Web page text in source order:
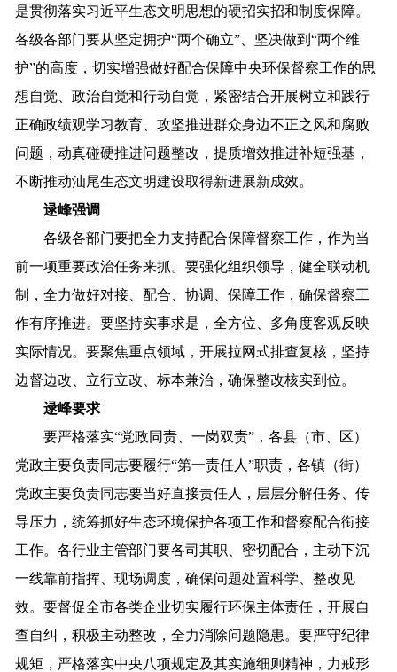
是贯彻落实习近平生态文明思想的硬招实招和制度保障。
各级各部门要从坚定拥护“两个确立”、坚决做到“两个维
护”的高度，切实增强做好配合保障中央环保督察工作的思
想自觉、政治自觉和行动自觉， 紧密结合开展树立和践行
正确政绩观学习教育、攻坚推进群众身边不正之风和腐败
问题，动真碰硬推进问题整改，提质增效推进补短强基，
不断推动汕尾生态文明建设取得新进展新成效。
逯峰强调
各级各部门要把全力支持配合保障督察工作 ，作为当
前一项重要政治任务来抓 。要强化组织领导，健全联动机
制，全力做好对接、配合、协调、保障工作，确保督察工
作有序推进。要坚持实事求是，全方位、多角度客观反映
实际情况。要聚焦重点领域，开展拉网式排查复核， 坚持
边督边改、 立行立改、标本兼治 ，确保整改核实到位。
逯峰要求
要严格落实“党政同责、一岗双责”，各县（市、区）
党政主要负责同志要履行“第一责任人”职责，各镇（街）
党政主要负责同志要当好直接责任人， 层层分解任务、传
导压力，统筹抓好生态环境保护各项工作和督察配合衔接
工作。各行业主管部门要各司其职、密切配合，主动下沉
一线靠前指挥、现场调度，确保问题处置科学、整改 见
效。要督促全市各类企业切实履行环保主体责任，开展自
查自纠，积极主动整改，全力消除问题隐患 。要严守纪律
规矩，严格落实中央八项规定及其实施细则精神，力戒形